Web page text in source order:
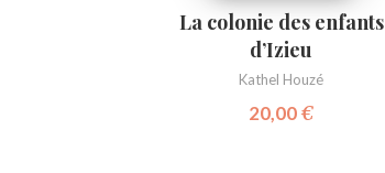
La colonie des enfants
d’Izieu
Kathel Houzé
20,00€